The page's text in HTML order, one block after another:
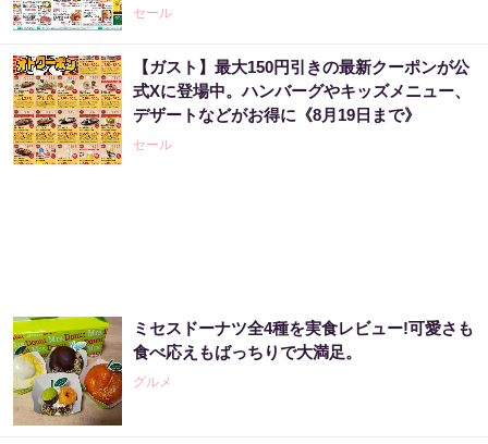
セール
【ガスト】最大150円引きの最新クーポンが公
式Xに登場中。ハンバーグやキッズメニュー、
デザートなどがお得に《8月19日まで》
セール
ミセスドーナツ全4種を実食レビュー!可愛さも
食べ応えもばっちりで大満足。
グルメ